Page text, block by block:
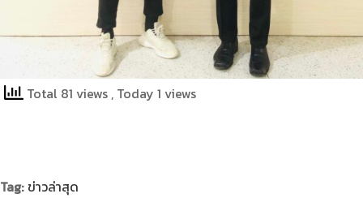
Total 81 views , Today 1 views
Tag: ข่าวล่าสุด